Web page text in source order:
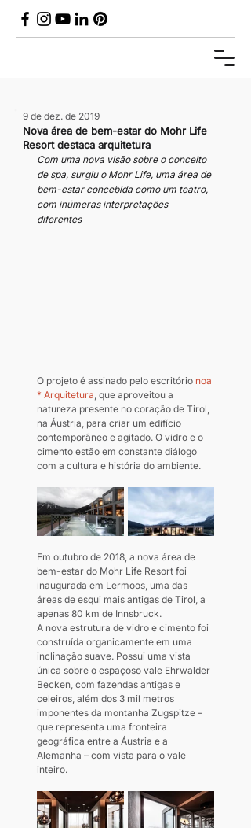
Nova área de bem-estar do Mohr Life
Resort destaca arquitetura
9 de dez. de 2019
Com uma nova visão sobre o conceito
de spa, surgiu o Mohr Life, uma área de
bem-estar concebida como um teatro,
com inúmeras interpretações
diferentes
O projeto é assinado pelo escritório noa
* Arquitetura , que aproveitou a
natureza presente no coração de Tirol,
na Áustria, para criar um edifício
contemporâneo e agitado. O vidro e o
cimento estão em constante diálogo
com a cultura e história do ambiente.
Em outubro de 2018, a nova área de
bem-estar do Mohr Life Resort foi
inaugurada em Lermoos, uma das
áreas de esqui mais antigas de Tirol, a
apenas 80 km de Innsbruck.
A nova estrutura de vidro e cimento foi
construída organicamente em uma
inclinação suave. Possui uma vista
única sobre o espaçoso vale Ehrwalder
Becken, com fazendas antigas e
celeiros, além dos 3 mil metros
imponentes da montanha Zugspitze –
que representa uma fronteira
geográfica entre a Áustria e a
Alemanha – com vista para o vale
inteiro.